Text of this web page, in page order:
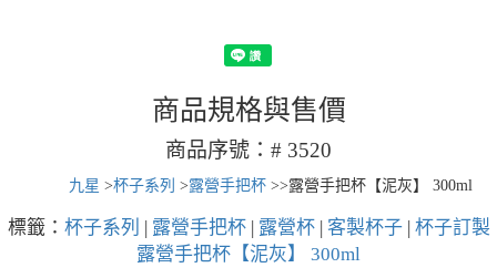
商品規格與售價
商品序號：# 3520
九星 >杯子系列 >露營手把杯 >>露營手把杯【泥灰】 300ml
標籤： 杯子系列 | 露營手把杯| 露營杯| 客製杯子| 杯子訂製
露營手把杯【泥灰】 300ml